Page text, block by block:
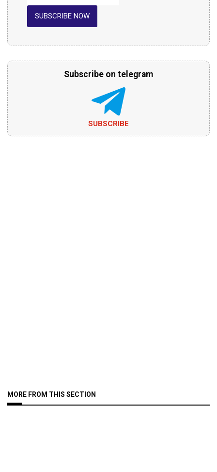
SUBSCRIBE NOW
Subscribe on telegram
SUBSCRIBE
MORE FROM THIS SECTION